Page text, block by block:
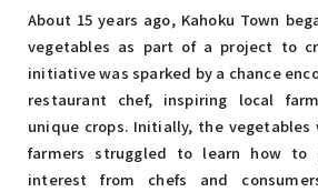
About 15 years ago, Kahoku Town
vegetables as part of a project to
initiative was sparked by a chance
restaurant chef, inspiring local
unique crops. Initially, the vegetables
farmers struggled to learn how to
interest from chefs and